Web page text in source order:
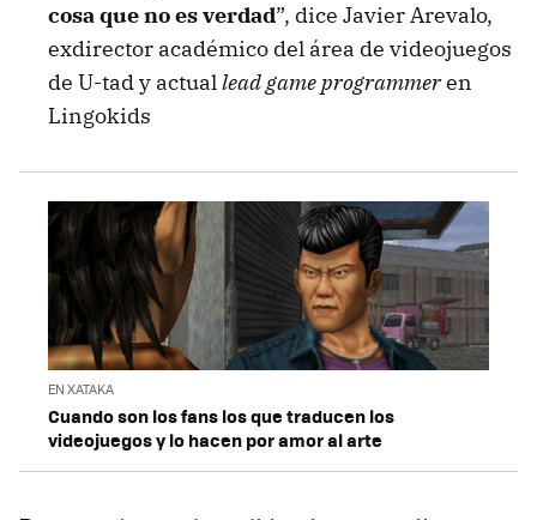
cosa que no es verdad”, dice Javier Arevalo,
exdirector académico del área de videojuegos
de U-tad y actuallead game programmeren
Lingokids
EN XATAKA
Cuando son los fans los que traducen los
videojuegos y lo hacen por amor al arte